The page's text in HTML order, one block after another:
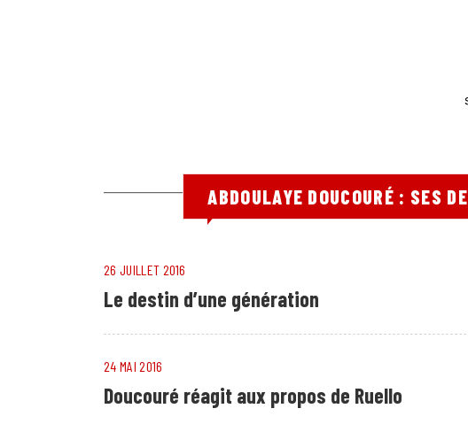
ABDOULAYE DOUCOURÉ : SES
26 JUILLET 2016
Le destin d’une génération
24 MAI 2016
Doucouré réagit aux propos de Ruello